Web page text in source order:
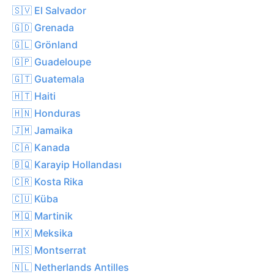
🇸🇻 El Salvador
🇬🇩 Grenada
🇬🇱 Grönland
🇬🇵 Guadeloupe
🇬🇹 Guatemala
🇭🇹 Haiti
🇭🇳 Honduras
🇯🇲 Jamaika
🇨🇦 Kanada
🇧🇶 Karayip Hollandası
🇨🇷 Kosta Rika
🇨🇺 Küba
🇲🇶 Martinik
🇲🇽 Meksika
🇲🇸 Montserrat
🇳🇱 Netherlands Antilles